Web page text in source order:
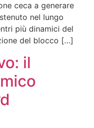
ceca a generare
nel lungo
più dinamici del
del blocco […]
il